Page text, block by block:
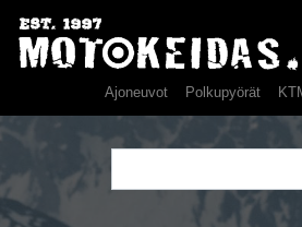
Ajoneuvot Polkupyörät